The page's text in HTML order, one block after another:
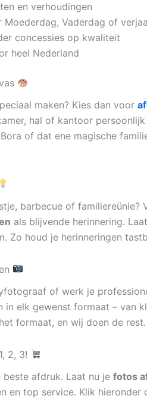
en verhoudingen
Vaderdag of
concessies op kwaliteit
heel Nederland
maken? Kies dan voor
hal of kantoor
of dat ene magische
barbecue of familiereünie?
als blijvende herinnering.
Zo houd je herinneringen
of werk je
elk gewenst formaat – van
formaat, en wij doen de
2, 3!
afdruk. Laat nu je fotos
en top service. Klik hieronder